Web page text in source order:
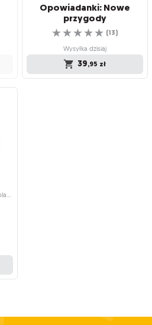
Opowiadanki: Nowe
przygody
☆
☆
☆
☆
☆ (13)
Wysyłka dzisiaj
39,95 zł
Gry planszowe i towarzyskie / Gry planszowe dla dzieci